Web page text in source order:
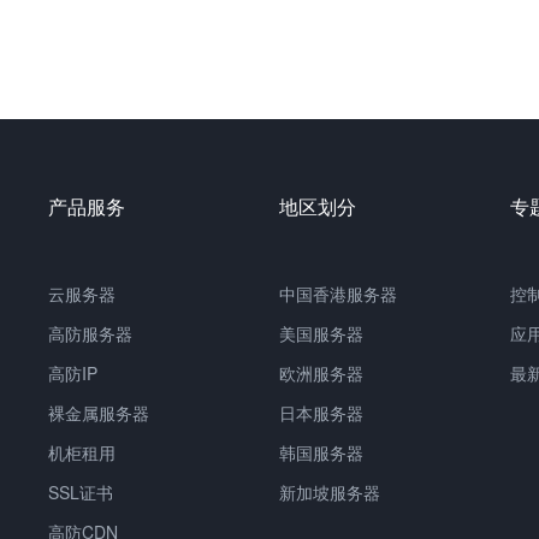
产品服务
云服务器
高防服务器
高防IP
裸金属服务器
机柜租用
SSL证书
高防CDN
地区划分
中国香港服务器
美国服务器
欧洲服务器
日本服务器
韩国服务器
新加坡服务器
专
控
应
最